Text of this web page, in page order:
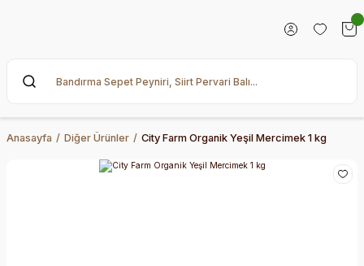
Anasayfa Diğer Ürünler City Farm Organik Yeşil Mercimek 1 kg